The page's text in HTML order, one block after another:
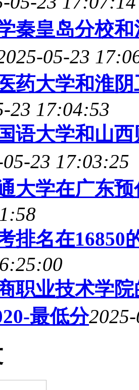
秦皇岛分校
05-23
药大学和淮
23 17:04:53
语大学和山
23 17:03:25
大学在广东
排名在16850
职业技术学
最低分